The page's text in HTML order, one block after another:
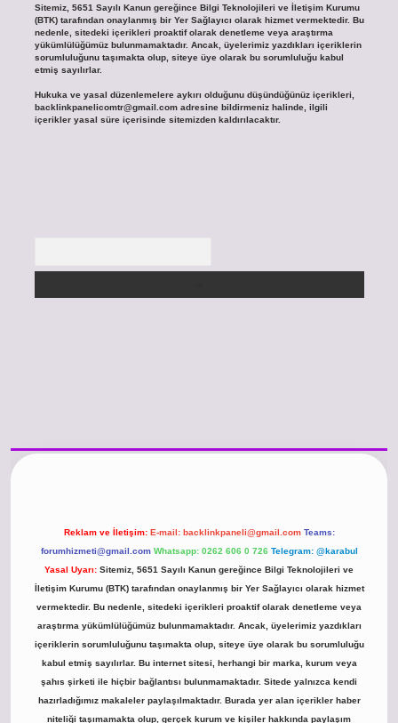
Sitemiz, 5651 Sayılı Kanun gereğince Bilgi Teknolojileri ve İletişim Kurumu
(BTK) tarafından onaylanmış bir Yer Sağlayıcı olarak hizmet vermektedir. Bu
nedenle, sitedeki içerikleri proaktif olarak denetleme veya araştırma
yükümlülüğümüz bulunmamaktadır. Ancak, üyelerimiz yazdıkları içeriklerin
sorumluluğunu taşımakta olup, siteye üye olarak bu sorumluluğu kabul
etmiş sayılırlar.
Hukuka ve yasal düzenlemelere aykırı olduğunu düşündüğünüz içerikleri,
backlinkpanelicomtr@gmail.comadresine bildirmeniz halinde, ilgili
içerikler yasal süre içerisinde sitemizden kaldırılacaktır.
Reklam ve İletişim: E-mail: backlinkpaneli@gmail.com Teams:
forumhizmeti@gmail.com Whatsapp: 0262 606 0 726 Telegram: @karabul
Yasal Uyarı: Sitemiz, 5651 Sayılı Kanun gereğince Bilgi Teknolojileri ve
İletişim Kurumu (BTK) tarafından onaylanmış bir Yer Sağlayıcı olarak hizmet
vermektedir. Bu nedenle, sitedeki içerikleri proaktif olarak denetleme veya
araştırma yükümlülüğümüz bulunmamaktadır. Ancak, üyelerimiz yazdıkları
içeriklerin sorumluluğunu taşımakta olup, siteye üye olarak bu sorumluluğu
kabul etmiş sayılırlar. Bu internet sitesi, herhangi bir marka, kurum veya
şahıs şirketi ile hiçbir bağlantısı bulunmamaktadır. Sitede yalnızca kendi
hazırladığımız makaleler paylaşılmaktadır. Burada yer alan içerikler haber
niteliği taşımamakta olup, gerçek kurum ve kişiler hakkında paylaşım